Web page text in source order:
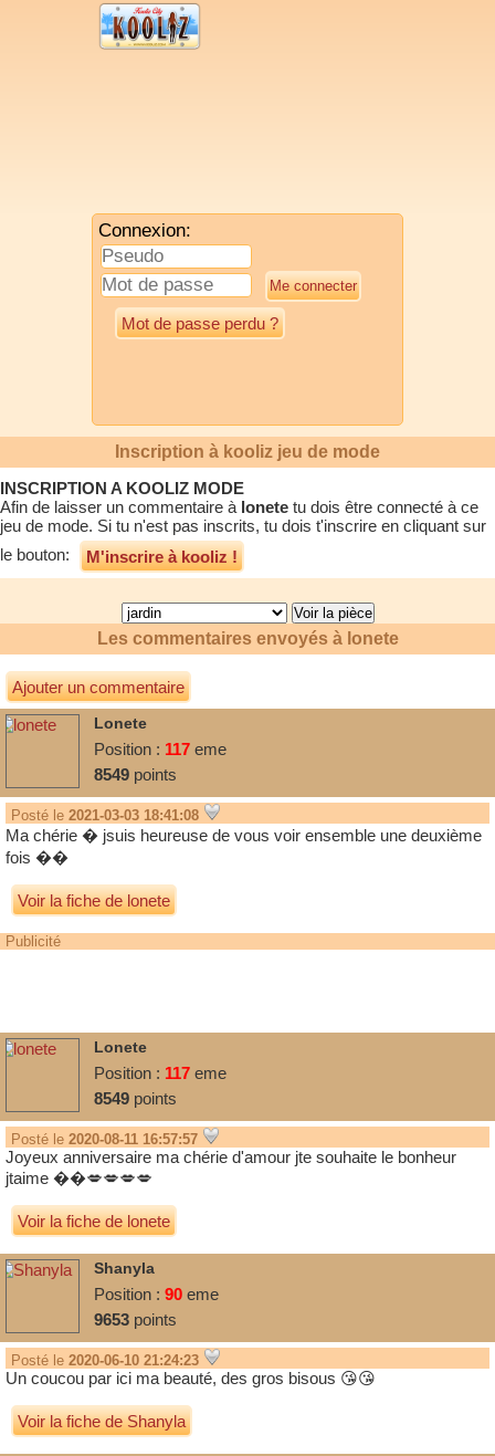
Connexion:
Mot de passe perdu ?
Inscription à kooliz jeu de mode
INSCRIPTION A KOOLIZ MODE
Afin de laisser un commentaire à lonete tu dois être connecté à ce
jeu de mode. Si tu n'est pas inscrits, tu dois t'inscrire en cliquant sur
le bouton:
M'inscrire à kooliz !
Les commentaires envoyés à lonete
Ajouter un commentaire
Lonete
Position : 117 eme
8549 points
Posté le 2021-03-03 18:41:08
Ma chérie � jsuis heureuse de vous voir ensemble une deuxième
fois ��
Voir la fiche de lonete
Publicité
Lonete
Position : 117 eme
8549 points
Posté le 2020-08-11 16:57:57
Joyeux anniversaire ma chérie d'amour jte souhaite le bonheur
jtaime ��💋💋💋💋
Voir la fiche de lonete
Shanyla
Position : 90 eme
9653 points
Posté le 2020-06-10 21:24:23
Un coucou par ici ma beauté, des gros bisous 😘😘
Voir la fiche de Shanyla